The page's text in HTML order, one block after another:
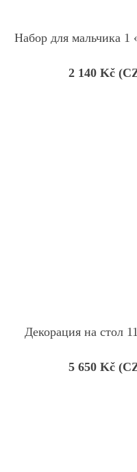
Набор для мальчика
2 140Kč
Декорация на стол
5 650Kč